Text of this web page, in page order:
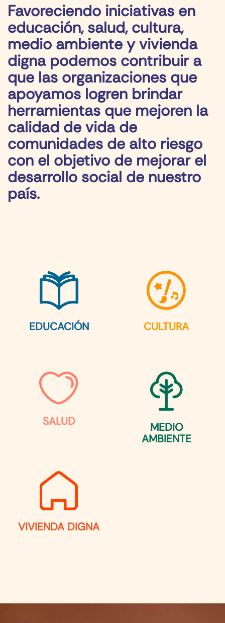
Favoreciendo iniciativas en
educación, salud, cultura,
medio ambiente y vivienda
digna podemos contribuir a
que las organizaciones que
apoyamos logren brindar
herramientas que mejoren la
calidad de vida de
comunidades de alto riesgo
con el objetivo de mejorar el
desarrollo social de nuestro
país.
EDUCACIÓN CULTURA
SALUD
MEDIO
AMBIENTE
VIVIENDA DIGNA